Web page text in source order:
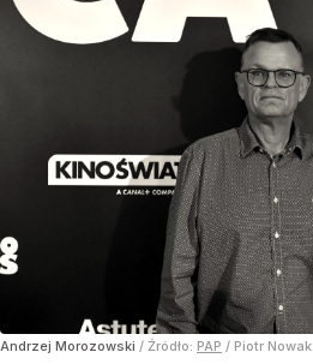
Andrzej Morozowski / Źródło: PAP / Piotr Nowak